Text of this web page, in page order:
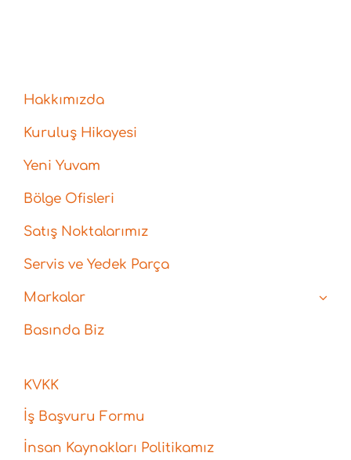
Hakkımızda
Kuruluş Hikayesi
Yeni Yuvam
Bölge Ofisleri
Satış Noktalarımız
Servis ve Yedek Parça
Markalar
Basında Biz
KVKK
İş Başvuru Formu
İnsan Kaynakları Politikamız